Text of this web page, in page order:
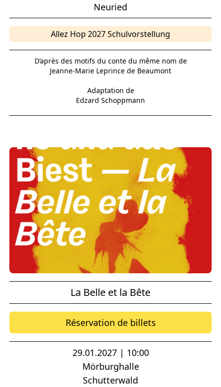
Neuried
Allez Hop 2027 Schulvorstellung
D’après des motifs du conte du même nom de
Jeanne-Marie Leprince de Beaumont
Adaptation de
Edzard Schoppmann
La Belle et la Bête
Réservation de billets
29.01.2027 | 10:00
Mörburghalle
Schutterwald